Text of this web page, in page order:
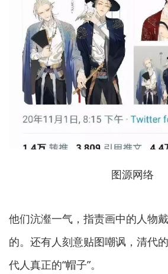
图源网络
他们沆瀣一气，指责画中的人物
的。还有人刻意贴图嘲讽，清代
代人真正的“帽子”。